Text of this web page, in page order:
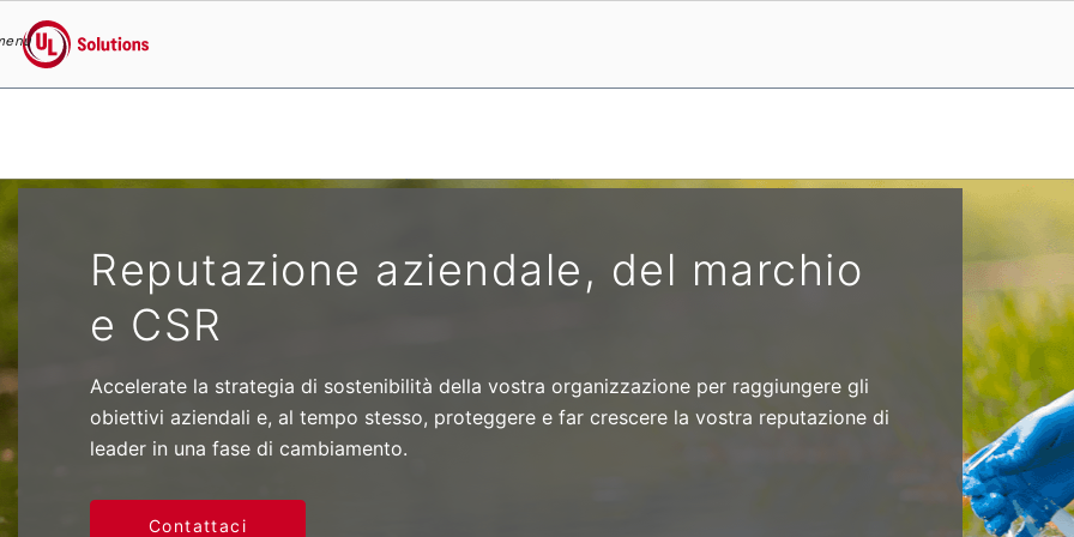
UL Solutions
Reputazione aziendale, del marchio
e CSR
Accelerate la strategia di sostenibilità della vostra organizzazione per raggiungere gli
obiettivi aziendali e, al tempo stesso, proteggere e far crescere la vostra reputazione di
leader in una fase di cambiamento.
Contattaci